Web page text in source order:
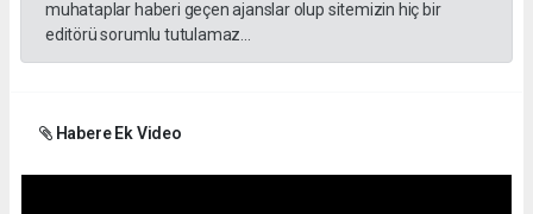
muhataplar haberi geçen ajanslar olup sitemizin hiç bir
editörü sorumlu tutulamaz...
Habere Ek Video